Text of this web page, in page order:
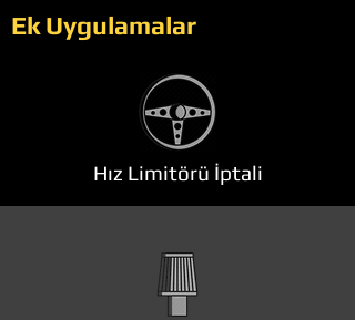
Ek Uygulamalar
Hız Limitörü İptali